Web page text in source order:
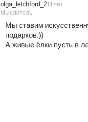
olga_letchford_2
Мыслитель
11лет
Мы ставим
подарков.))
А живые ёлки пусть в